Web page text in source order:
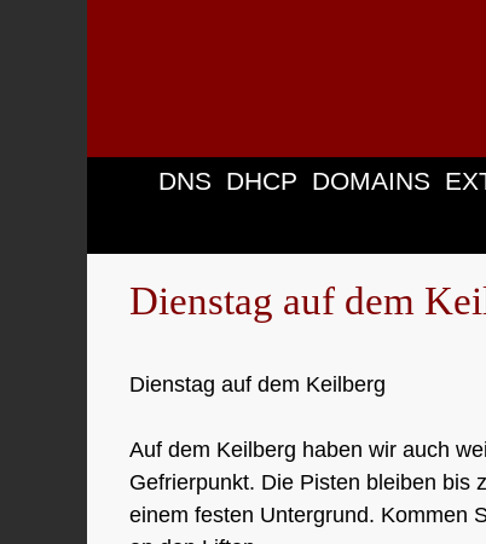
DNS DHCP DOMAINS
Dienstag auf dem
Dienstag auf dem Keilberg
Auf dem Keilberg haben wir auch
Gefrierpunkt. Die Pisten bleiben bis
einem festen Untergrund. Kommen